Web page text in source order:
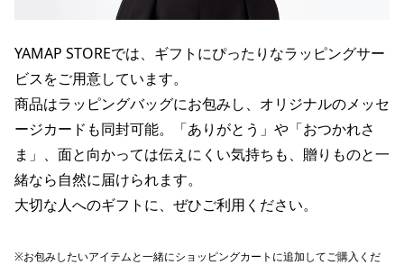
YAMAP STOREでは、ギフトにぴったりなラッピングサー
ビスをご用意しています。
商品はラッピングバッグにお包みし、オリジナルのメッセ
ージカードも同封可能。「ありがとう」や「おつかれさ
ま」、面と向かっては伝えにくい気持ちも、贈りものと一
緒なら自然に届けられます。
大切な人へのギフトに、ぜひご利用ください。
※お包みしたいアイテムと一緒にショッピングカートに追加してご購入くだ